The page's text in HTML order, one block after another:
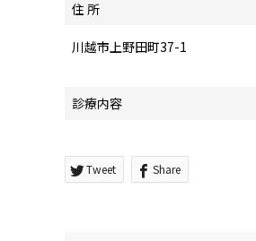
住 所
川越市上野田町37-1
診療内容
Tweet Share